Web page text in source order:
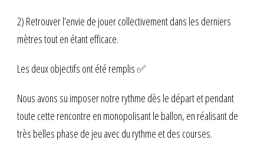
2) Retrouver l’envie de jouer collectivement dans les derniers
mètres tout en étant efficace.
Les deux objectifs ont été remplis ✅
Nous avons su imposer notre rythme dès le départ et pendant
toute cette rencontre en monopolisant le ballon, en réalisant de
très belles phase de jeu avec du rythme et des courses.